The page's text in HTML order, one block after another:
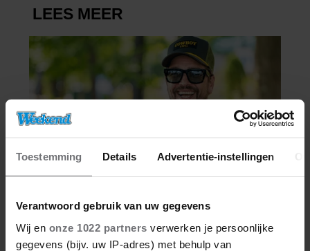
Toestemming Details Advertentie-instellingen
Verantwoord gebruik van uw gegevens
Wij en onze 1022 partners verwerken je persoonlijke
gegevens (bijv. uw IP-adres) met behulp van